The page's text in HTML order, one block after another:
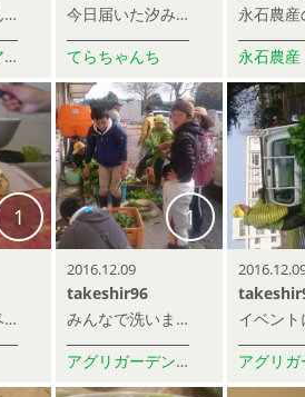
うさぎ農園さんのニンジン。生で食べるのが一番旨かった！！
無農薬イタリア野菜 うさぎ農園
今日届いた汐みかん、肥後早生と川田の2種類です。今の時期になると肥後早生は酸味が無くなって濃厚な甘さが際立っていました。川田は酸味が少しあって濃厚な味わいがあとを引きます。どちらも美味しでしたよ(^^)v
てらちゃんち
永石農産
1
もりもりキャベツ。永石農産のキャベツは甘くてうまい！！オリーブとマスタード、マヨネーズで合えてるだけです。
1
2016.12.09
takeshir96
みんなで洗います。
アグリガーデンスクール＆アカデミー